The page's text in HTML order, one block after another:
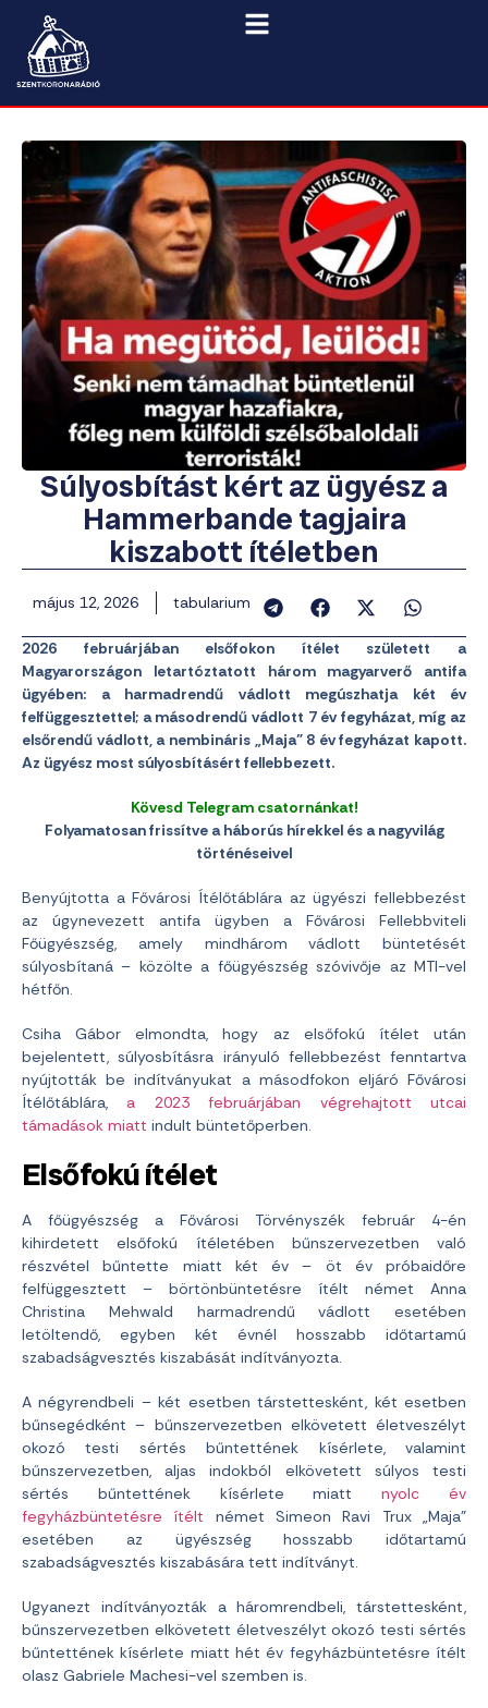
Súlyosbítást kért az ügyész a
Hammerbande tagjaira
kiszabott ítéletben
május 12, 2026 tabularium
2026 februárjában elsőfokon ítélet született a
Magyarországon letartóztatott három magyarverő antifa
ügyében: a harmadrendű vádlott megúszhatja két év
felfüggesztettel; a másodrendű vádlott 7 év fegyházat, míg az
elsőrendű vádlott, a nembináris „Maja” 8 év fegyházat kapott.
Az ügyész most súlyosbításért fellebbezett.
Kövesd Telegram csatornánkat!
Folyamatosan frissítve a háborús hírekkel és a nagyvilág
történéseivel
Benyújtotta a Fővárosi Ítélőtáblára az ügyészi fellebbezést
az úgynevezett antifa ügyben a Fővárosi Fellebbviteli
Főügyészség, amely mindhárom vádlott büntetését
súlyosbítaná – közölte a főügyészség szóvivője az MTI-vel
hétfőn.
Csiha Gábor elmondta, hogy az elsőfokú ítélet után
bejelentett, súlyosbításra irányuló fellebbezést fenntartva
nyújtották be indítványukat a másodfokon eljáró Fővárosi
Ítélőtáblára, a 2023 februárjában végrehajtott utcai
támadások miatt indult büntetőperben.
Elsőfokú ítélet
A főügyészség a Fővárosi Törvényszék február 4-én
kihirdetett elsőfokú ítéletében bűnszervezetben való
részvétel bűntette miatt két év – öt év próbaidőre
felfüggesztett – börtönbüntetésre ítélt német Anna
Christina Mehwald harmadrendű vádlott esetében
letöltendő, egyben két évnél hosszabb időtartamú
szabadságvesztés kiszabását indítványozta.
A négyrendbeli – két esetben társtettesként, két esetben
bűnsegédként – bűnszervezetben elkövetett életveszélyt
okozó testi sértés bűntettének kísérlete, valamint
bűnszervezetben, aljas indokból elkövetett súlyos testi
sértés bűntettének kísérlete miattnyolc év
fegyházbüntetésre ítélt német Simeon Ravi Trux „Maja”
esetében az ügyészség hosszabb időtartamú
szabadságvesztés kiszabására tett indítványt.
Ugyanezt indítványozták a háromrendbeli, társtettesként,
bűnszervezetben elkövetett életveszélyt okozó testi sértés
bűntettének kísérlete miatt hét év fegyházbüntetésre ítélt
olasz Gabriele Machesi-vel szemben is.